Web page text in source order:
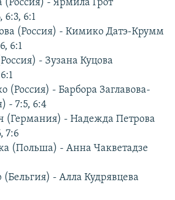
РС
- Ярмила Грот
6:3, 6:1
(Россия) - Кимико Датэ-Крумм
6:1
- Зузана Куцова
(Россия) - Барбора Заглавова-
- 7:5, 6:4
(Германия) - Надежда Петрова
7:6
(Польша) - Анна Чакветадзе
- Алла Кудрявцева